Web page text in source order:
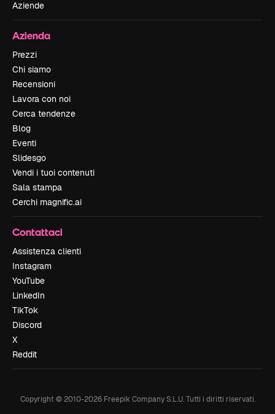
Aziende
Azienda
Prezzi
Chi siamo
Recensioni
Lavora con noi
Cerca tendenze
Blog
Eventi
Slidesgo
Vendi i tuoi contenuti
Sala stampa
Cerchi magnific.ai
Contattaci
Assistenza clienti
Instagram
YouTube
LinkedIn
TikTok
Discord
X
Reddit
Copyright © 2010-2026Freepik Company S.L.U. Tutti i diritti riservati.